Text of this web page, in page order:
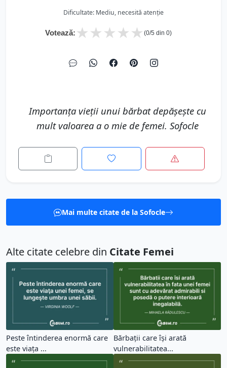
Dificultate: Mediu, necesită atenție
Votează: ★
★
★
★
★ (0/5 din 0)
Importanța vieții unui bărbat depășește cu
mult valoarea a o mie de femei. Sofocle
Mai multe citate de la Sofocle
Alte citate celebre din Citate Femei
Peste întinderea enormă care
este viaţa ...
Bărbații care își arată
vulnerabilitatea...